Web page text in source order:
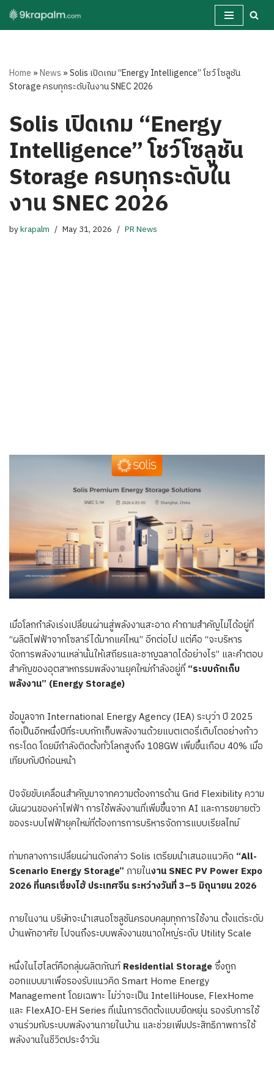
Skip
Home »News »Solis เปิดเกม “Energy Intelligence” โชว์โซลูชัน
Storage ครบทุกระดับในงาน SNEC 2026
Solis เปิดเกม “Energy
Intelligence” โชว์โซลูชัน
Storage ครบทุกระดับใน
งาน SNEC 2026
bykrapalm May 31, 2026 PR News
เมื่อโลกกำลังเร่งเปลี่ยนผ่านสู่พลังงานสะอาด คำถามสำคัญไม่ได้อยู่ที่
“ผลิตไฟฟ้าจากโซลาร์ได้มากแค่ไหน” อีกต่อไป แต่คือ “จะบริหาร
จัดการพลังงานเหล่านั้นให้เสถียรและชาญฉลาดได้อย่างไร” และคำตอบ
สำคัญของอุตสาหกรรมพลังงานยุคใหม่กำลังอยู่ที่ “ระบบกักเก็บ
พลังงาน” (Energy Storage)
ข้อมูลจาก International Energy Agency (IEA) ระบุว่า ปี 2025
ถือเป็นอีกหนึ่งปีที่ระบบกักเก็บพลังงานด้วยแบตเตอรี่เติบโตอย่างก้าว
กระโดด โดยมีกำลังติดตั้งทั่วโลกสูงถึง 108GW เพิ่มขึ้นเกือบ 40% เมื่อ
เทียบกับปีก่อนหน้า
ปัจจัยขับเคลื่อนสำคัญมาจากความต้องการด้าน Grid Flexibility ความ
ผันผวนของค่าไฟฟ้า การใช้พลังงานที่เพิ่มขึ้นจาก AI และการขยายตัว
ของระบบไฟฟ้ายุคใหม่ที่ต้องการการบริหารจัดการแบบเรียลไทม์
ท่ามกลางการเปลี่ยนผ่านดังกล่าว Solis เตรียมนำเสนอแนวคิด “All-
Scenario Energy Storage” ภายในงาน SNEC PV Power Expo
2026 ที่นครเซี่ยงไฮ้ ประเทศจีน ระหว่างวันที่ 3–5 มิถุนายน 2026
ภายในงาน บริษัทจะนำเสนอโซลูชันครอบคลุมทุกการใช้งาน ตั้งแต่ระดับ
บ้านพักอาศัย ไปจนถึงระบบพลังงานขนาดใหญ่ระดับ Utility Scale
หนึ่งในไฮไลต์คือกลุ่มผลิตภัณฑ์ Residential Storageซึ่งถูก
ออกแบบมาเพื่อรองรับแนวคิด Smart Home Energy
Management โดยเฉพาะ ไม่ว่าจะเป็น IntelliHouse, FlexHome
และ FlexAIO-EH Series ที่เน้นการติดตั้งแบบยืดหยุ่น รองรับการใช้
งานร่วมกับระบบพลังงานภายในบ้าน และช่วยเพิ่มประสิทธิภาพการใช้
พลังงานในชีวิตประจำวัน